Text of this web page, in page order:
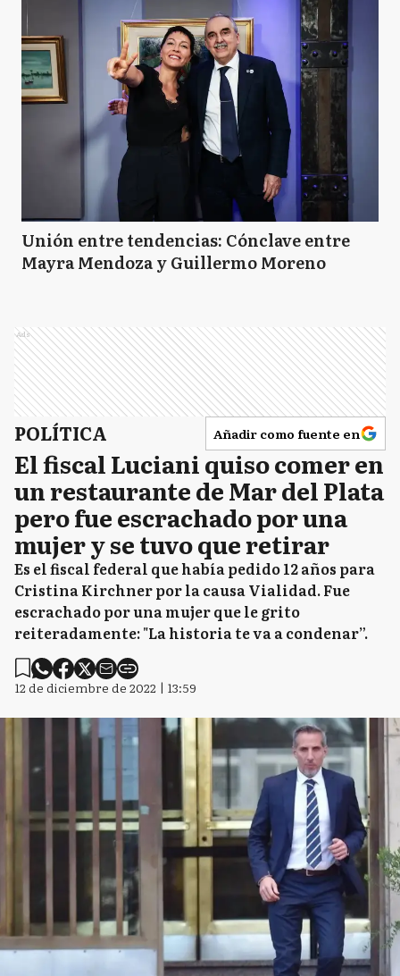
Unión entre tendencias: Cónclave entre
Mayra Mendoza y Guillermo Moreno
Ads
POLÍTICA Añadir como fuente en
El fiscal Luciani quiso comer en
un restaurante de Mar del Plata
pero fue escrachado por una
mujer y se tuvo que retirar
Es el fiscal federal que había pedido 12 años para
Cristina Kirchner por la causa Vialidad. Fue
escrachado por una mujer que le grito
reiteradamente: "La historia te va a condenar”.
12 de diciembre de 2022 | 13:59